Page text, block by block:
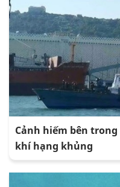
Cảnh hiếm bên
khí hạng khủng